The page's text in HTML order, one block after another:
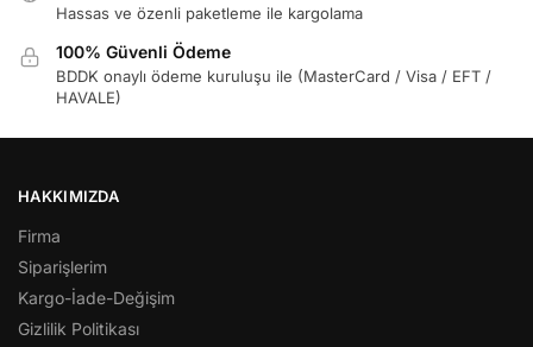
Hassas ve özenli paketleme ile kargolama
100% Güvenli Ödeme
BDDK onaylı ödeme kuruluşu ile (MasterCard / Visa / EFT /
HAVALE)
HAKKIMIZDA
Firma
Siparişlerim
Kargo-İade-Değişim
Gizlilik Politikası